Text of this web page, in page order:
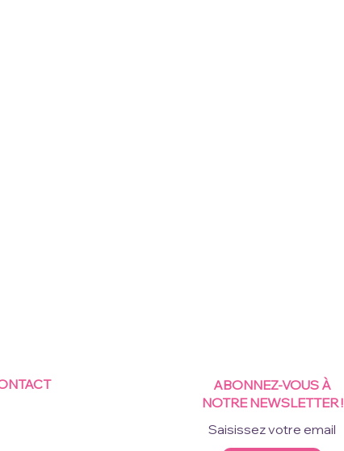
ABONNEZ-VOUS À
NOTRE NEWSLETTER !